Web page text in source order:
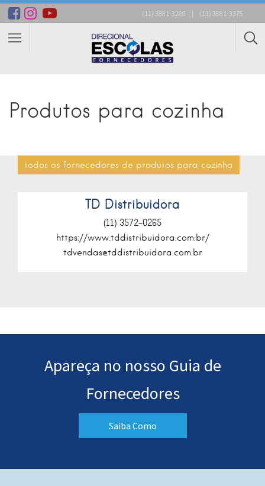
(11) 3881-3260 | (11) 3881-3375
Produtos para cozinha
todos os fornecedores de produtos para cozinha
TD Distribuidora
(11) 3572-0265
https://www.tddistribuidora.com.br/
tdvendas@tddistribuidora.com.br
Apareça no nosso Guia de
Fornecedores
Saiba Como